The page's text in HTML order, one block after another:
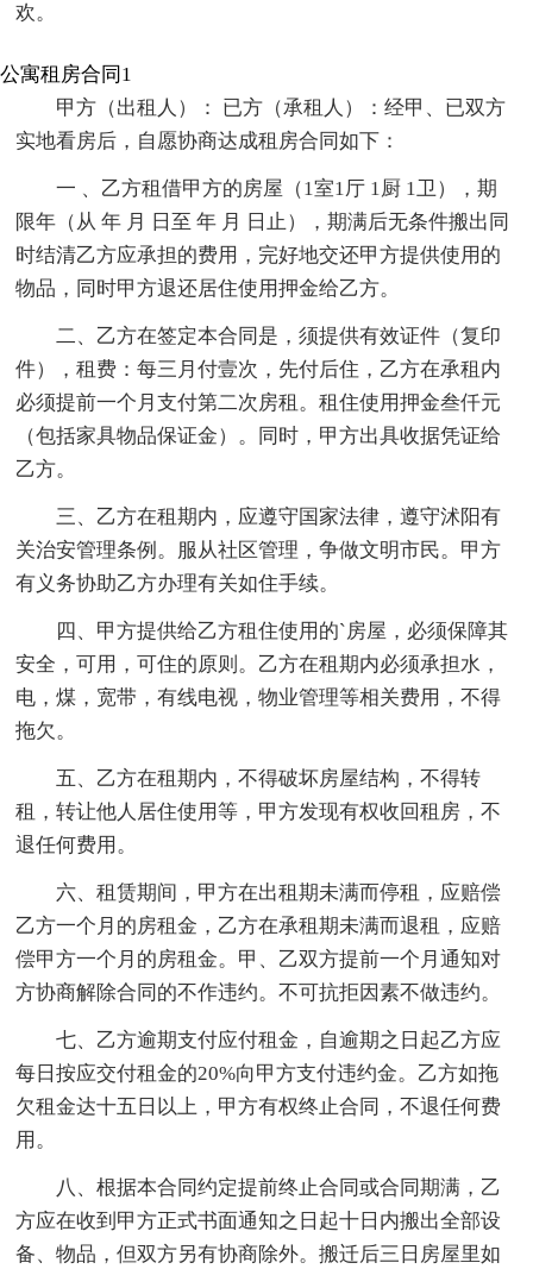
欢。
公寓租房合同1
甲方（出租人）： 已方（承租人）：经甲、已双方
实地看房后，自愿协商达成租房合同如下：
一 、乙方租借甲方的房屋（1室1厅 1厨 1卫），期
限年（从 年 月 日至 年 月 日止），期满后无条件搬出同
时结清乙方应承担的费用，完好地交还甲方提供使用的
物品，同时甲方退还居住使用押金给乙方。
二、乙方在签定本合同是，须提供有效证件（复印
件），租费：每三月付壹次，先付后住，乙方在承租内
必须提前一个月支付第二次房租。租住使用押金叁仟元
（包括家具物品保证金）。同时，甲方出具收据凭证给
乙方。
三、乙方在租期内，应遵守国家法律，遵守沭阳有
关治安管理条例。服从社区管理，争做文明市民。甲方
有义务协助乙方办理有关如住手续。
四、甲方提供给乙方租住使用的`房屋，必须保障其
安全，可用，可住的原则。乙方在租期内必须承担水，
电，煤，宽带，有线电视，物业管理等相关费用，不得
拖欠。
五、乙方在租期内，不得破坏房屋结构，不得转
租，转让他人居住使用等，甲方发现有权收回租房，不
退任何费用。
六、租赁期间，甲方在出租期未满而停租，应赔偿
乙方一个月的房租金，乙方在承租期未满而退租，应赔
偿甲方一个月的房租金。甲、乙双方提前一个月通知对
方协商解除合同的不作违约。不可抗拒因素不做违约。
七、乙方逾期支付应付租金，自逾期之日起乙方应
每日按应交付租金的20%向甲方支付违约金。乙方如拖
欠租金达十五日以上，甲方有权终止合同，不退任何费
用。
八、根据本合同约定提前终止合同或合同期满，乙
方应在收到甲方正式书面通知之日起十日内搬出全部设
备、物品，但双方另有协商除外。搬迁后三日房屋里如